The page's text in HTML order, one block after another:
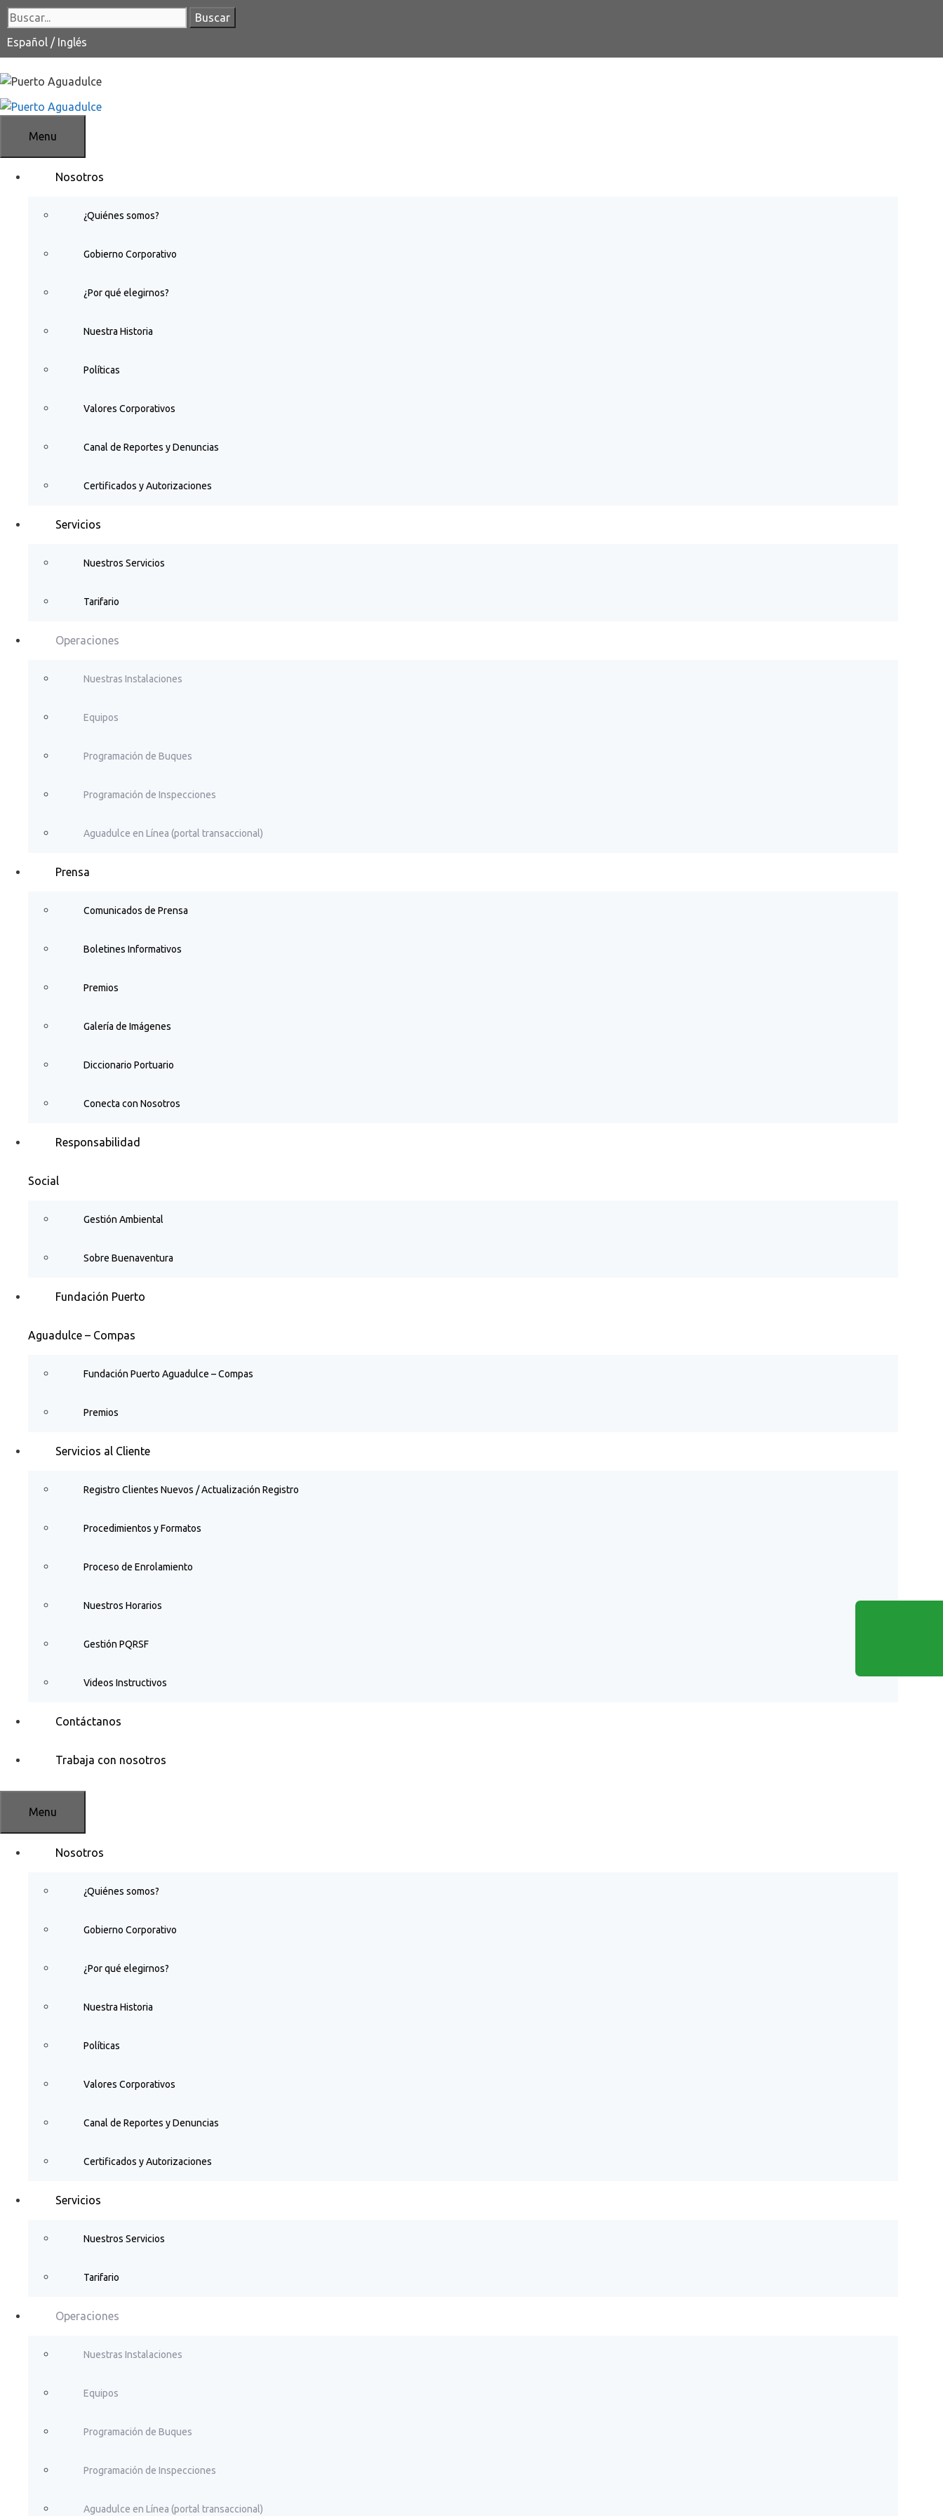
Saltar
al
contenido
Buscar:
Español / Inglés
Menu
Nosotros
¿Quiénes somos?
Gobierno Corporativo
¿Por qué elegirnos?
Nuestra Historia
Políticas
Valores Corporativos
Canal de Reportes y Denuncias
Certificados y Autorizaciones
Servicios
Nuestros Servicios
Tarifario
Operaciones
Nuestras Instalaciones
Equipos
Programación de Buques
Programación de Inspecciones
Aguadulce en Línea (portal transaccional)
Prensa
Comunicados de Prensa
Boletines Informativos
Premios
Galería de Imágenes
Diccionario Portuario
Conecta con Nosotros
Responsabilidad
Social
Gestión Ambiental
Sobre Buenaventura
Fundación Puerto
Aguadulce – Compas
Fundación Puerto Aguadulce – Compas
Premios
Servicios al Cliente
Registro Clientes Nuevos / Actualización Registro
Procedimientos y Formatos
Proceso de Enrolamiento
Nuestros Horarios
Gestión PQRSF
Videos Instructivos
Contáctanos
Trabaja con nosotros
Menu
Nosotros
¿Quiénes somos?
Gobierno Corporativo
¿Por qué elegirnos?
Nuestra Historia
Políticas
Valores Corporativos
Canal de Reportes y Denuncias
Certificados y Autorizaciones
Servicios
Nuestros Servicios
Tarifario
Operaciones
Nuestras Instalaciones
Equipos
Programación de Buques
Programación de Inspecciones
Aguadulce en Línea (portal transaccional)